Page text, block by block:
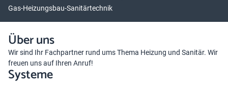
Gas-Heizungsbau-Sanitärtechnik
Über uns
Wir sind Ihr Fachpartner rund ums Thema Heizung und Sanitär. Wir
freuen uns auf Ihren Anruf!
Systeme